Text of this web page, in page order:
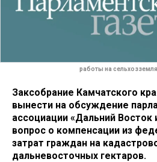
работы на
Заксобрание Камчатского
вынести на обсуждение
ассоциации «Дальний Восток
вопрос о компенсации из
затрат граждан на
дальневосточных гектаров.